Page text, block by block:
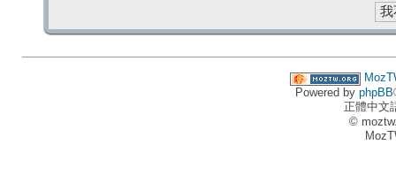
Powered by phpBB
正體中文
©